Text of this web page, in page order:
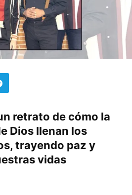
retrato de cómo la
Dios llenan los
trayendo paz y
vidas